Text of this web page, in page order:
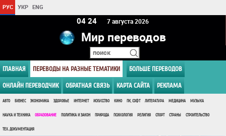
РУС УКР ENG
04:24 7 августа 2026
Мир переводов
ГЛАВНАЯ ПЕРЕВОДЫ НА РАЗНЫЕ ТЕМАТИКИ БОЛЬШЕ ПЕРЕВОДОВ
ОНЛАЙН ПЕРЕВОДЧИК ОБРАТНАЯ СВЯЗЬ КАРТА САЙТА РЕКЛАМА
АВТО БИЗНЕС ЭКОНОМИКА ЗДОРОВЬЕ ИНТЕРНЕТ ИСКУССТВО КИНО ПК, СОФТ ЛИТЕРАТУРА МЕДИЦИНА МУЗЫКА
НАУКА И ТЕХНИКА ОБРАЗОВАНИЕ ПОЛИТИКА И ЗАКОН ПРИРОДА ПСИХОЛОГИЯ РЕЛИГИЯ СПОРТ СТРАНЫ СТРОИТЕЛЬСТВО
ТЕХ. ДОКУМЕНТАЦИЯ